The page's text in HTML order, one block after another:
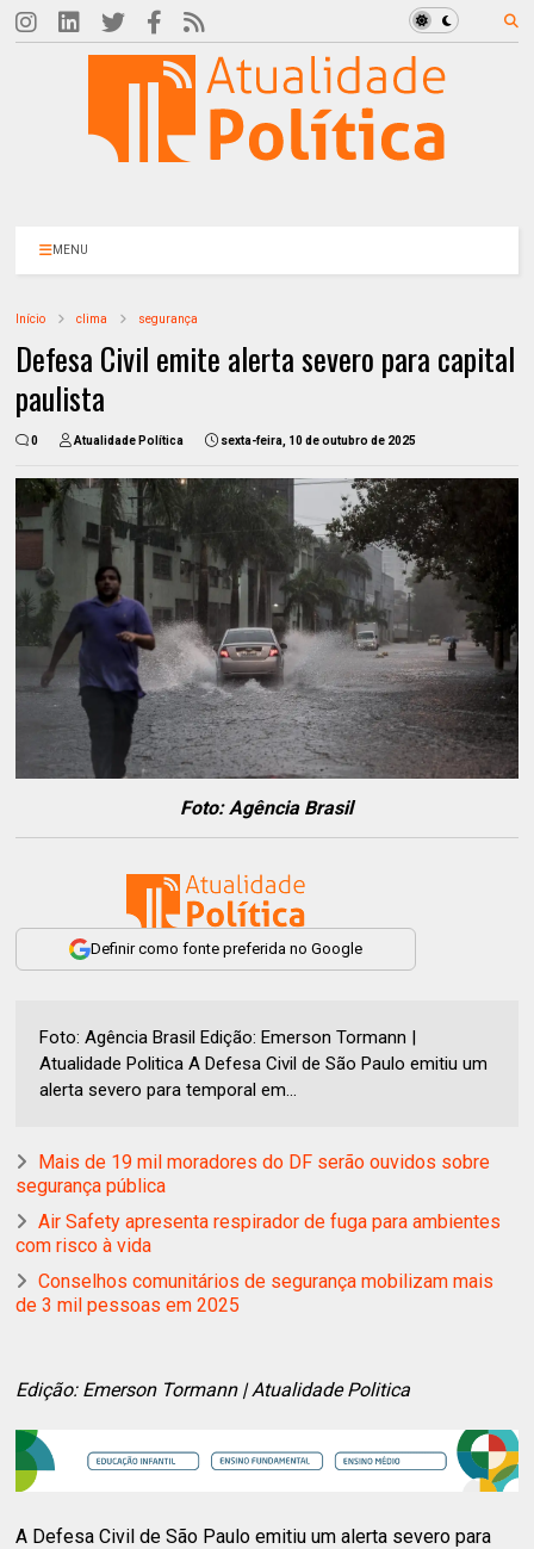
MENU
Início clima segurança
Defesa Civil emite alerta severo para capital
paulista
0 Atualidade Política sexta-feira, 10 de outubro de 2025
Foto: Agência Brasil
Definir como fonte preferida no Google
Foto: Agência Brasil Edição: Emerson Tormann |
Atualidade Politica A Defesa Civil de São Paulo emitiu um
alerta severo para temporal em...
Mais de 19 mil moradores do DF serão ouvidos sobre
segurança pública
Air Safety apresenta respirador de fuga para ambientes
com risco à vida
Conselhos comunitários de segurança mobilizam mais
de 3 mil pessoas em 2025
Edição: Emerson Tormann | Atualidade Politica
A Defesa Civil de São Paulo emitiu um alerta severo para